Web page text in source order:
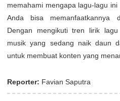
memahami mengapa lagu-lagu
Anda bisa memanfaatkannya
Dengan mengikuti tren lirik
musik yang sedang naik daun
untuk membuat konten yang
Reporter: Favian Saputra